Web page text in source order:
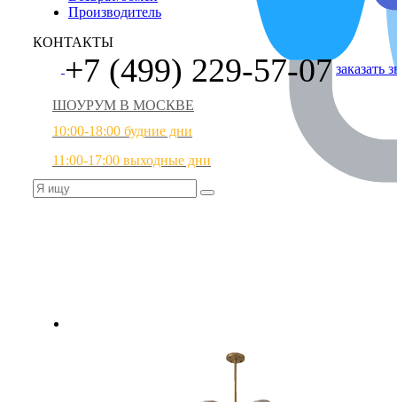
Производитель
КОНТАКТЫ
+7 (499) 229-57-07 заказать
ШОУРУМ В МОСКВЕ
10:00-18:00 будние дни
11:00-17:00 выходные дни